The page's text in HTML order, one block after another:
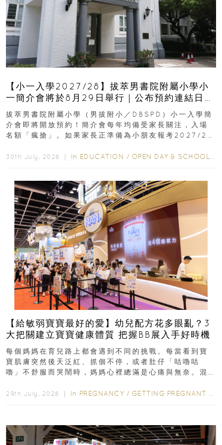
【小一入學2027/28】拔萃男書院附屬小學小
一簡介會將於8月29日舉行｜公布預約連結日期
｜更設有網上重溫
拔萃男書院附屬小學（男拔附小／DBSPD）小一入學簡
介會即將開放預約！簡介會每年均備受家長關注，入場
名額「瘋搶」。如果家長正準備為小朋友報考2027/28
30th July, 2026 ｜ In EDUCATION / OPEN DAY & SCHOOL EVENTS
【給敏弱寶寶最好的愛】幼兒配方花多眼亂？3
大把關建立寶寶健康體質 把握BB展入手好時機
每個媽媽在育兒路上都會遇到不同的挑戰。每當看到寶
寶肌膚突然後天泛紅、抓個不停，或者肚仔「咕嚕咕
嚕」不舒服而哭鬧時，媽媽心裡總滿是心痛與無奈。混
29th July, 2026 ｜ In PREGNANCY / GETTING PREGNANT